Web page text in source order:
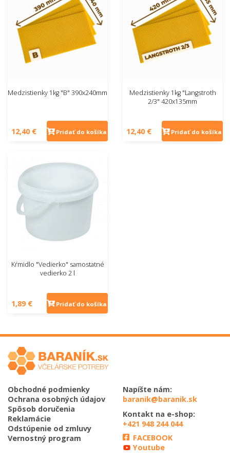
Medzistienky 1kg "B" 390x240mm
12,40 € Pridať do košíka
Medzistienky 1kg "Langstroth
2/3" 420x135mm
12,40 € Pridať do košíka
Kŕmidlo "Vedierko" samostatné
vedierko 2 l
1,89 € Pridať do košíka
Obchodné podmienky
Ochrana osobných údajov
Spôsob doručenia
Reklamácie
Odstúpenie od zmluvy
Vernostný program
Napíšte nám:
baranik@baranik.sk
Kontakt na e-shop:
+421 948 244 044
FACEBOOK
Youtube